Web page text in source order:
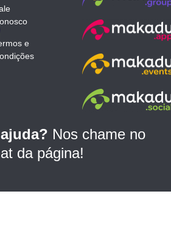
e
Nos chame no
da página!